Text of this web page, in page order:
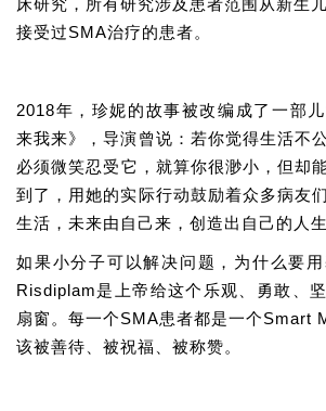
接受过SMA治疗的患者。
2018年，珍妮的故事被改编成了一部
来我来》，导演曾说： 若你觉得生活不
必须微笑忍受它，就算你很渺小，但
到了，用她的实际行动鼓励着众多病友
生活，未来由自己来，创造出自己的人生
如果小分子可以解决问题，为什么要
Risdiplam是上帝给这个乐观、勇敢、
扇窗。 每一个SMA患者都是一个Smart
该被善待、被祝福、被称赞。